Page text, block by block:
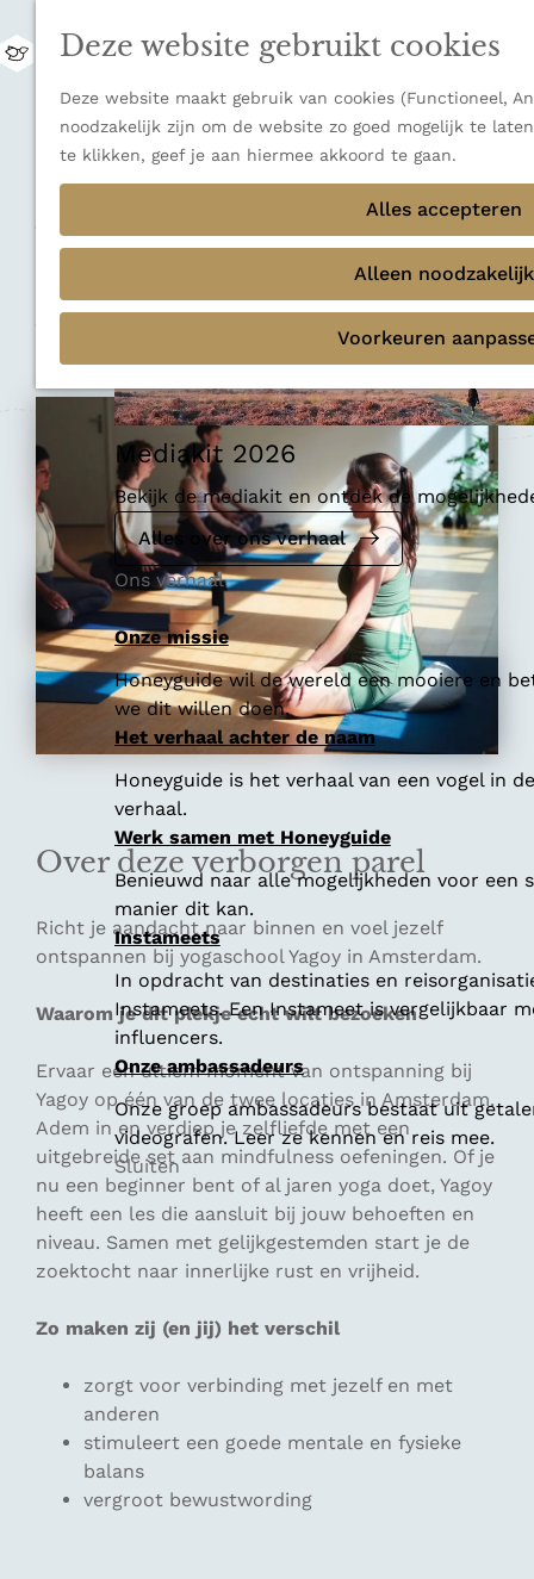
Deze website gebruikt cookies
Deze website maakt gebruik van cookies (Functioneel,
noodzakelijk zijn om de website zo goed mogelijk te
te klikken, geef je aan hiermee akkoord te gaan.
Alles accepteren
Alleen noodzakelijk
Voorkeuren
M
n
u
Ontdek alle bestemmingen
Thema's
Verborgen parels
Terug Ons verhaal
Mediakit 2026
Bekijk de mediakit en ontdek de
Alles over ons verhaal
Ons verhaal
Onze missie
Honeyguide wil de wereld een mooiere en
we dit willen doen.
Het verhaal achter de naam
Honeyguide is het verhaal van een vogel in
verhaal.
Werk samen met Honeyguide
Benieuwd naar alle mogelijkheden voor een
manier dit kan.
Instameets
In opdracht van destinaties en
Instameets. Een Instameet is vergelijkbaar
influencers.
Onze ambassadeurs
Onze groep ambassadeurs bestaat uit
videografen. Leer ze kennen en reis mee.
Sluiten
Yogaschool Yagoy
Spa en sauna
Voeg toe als favoriet
Over deze verborgen parel
Richt je aandacht naar binnen en voel jezelf
ontspannen bij yogaschool Yagoy in Amsterdam.
Waarom je dit plekje echt wilt bezoeken
Ervaar een ultiem moment van ontspanning bij
Yagoy op één van de twee locaties in Amsterdam.
Adem in en verdiep je zelfliefde met een
uitgebreide set aan mindfulness oefeningen. Of je
nu een beginner bent of al jaren yoga doet, Yagoy
heeft een les die aansluit bij jouw behoeften en
niveau. Samen met gelijkgestemden start je de
zoektocht naar innerlijke rust en vrijheid.
Zo maken zij (en jij) het verschil
zorgt voor verbinding met jezelf en met
anderen
stimuleert een goede mentale en fysieke
balans
vergroot bewustwording